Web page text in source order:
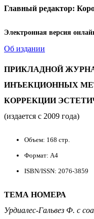
Главный редактор:
Электронная версия
Об издании
ПРИКЛАДНОЙ
ИНЪЕКЦИОННЫХ
КОРРЕКЦИИ
(издается с 2009 года)
Объем: 168 стр.
Формат: A4
ISBN/ISSN: 2076-3859
ТЕМА НОМЕРА
Урдиалес-Гальвез Ф. с